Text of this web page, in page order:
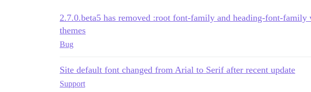
2.7.0.beta5 has removed :root font-family and heading-font-family
themes
Bug
Site default font changed from Arial to Serif after recent update
Support